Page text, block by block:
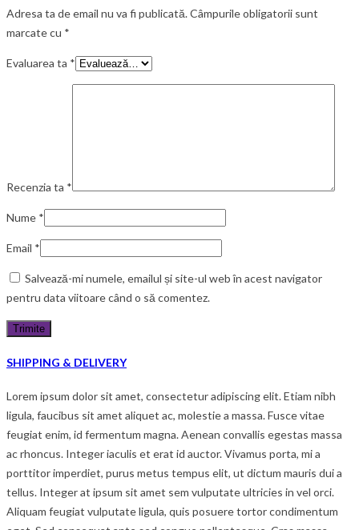
Adresa ta de email nu va fi publicată.Câmpurile obligatorii sunt
marcate cu *
Evaluarea ta *
Recenzia ta *
Nume *
Email *
Salvează-mi numele, emailul și site-ul web în acest navigator
pentru data viitoare când o să comentez.
SHIPPING & DELIVERY
Lorem ipsum dolor sit amet, consectetur adipiscing elit. Etiam nibh
ligula, faucibus sit amet aliquet ac, molestie a massa. Fusce vitae
feugiat enim, id fermentum magna. Aenean convallis egestas massa
ac rhoncus. Integer iaculis et erat id auctor. Vivamus porta, mi a
porttitor imperdiet, purus metus tempus elit, ut dictum mauris dui a
tellus. Integer at ipsum sit amet sem vulputate ultricies in vel orci.
Aliquam feugiat vulputate ligula, quis posuere tortor condimentum